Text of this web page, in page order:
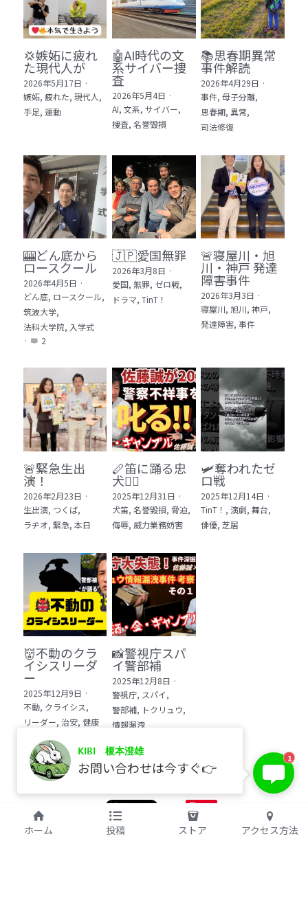
💢嫉妬に疲れ
た現代人が
2026年5月17日 ·
嫉妬, 疲れた, 現代人,
手足, 運動
🤖AI時代の文
系サイバー捜
査
2026年5月4日 ·
AI, 文系, サイバー,
捜査, 名誉毀損
📚思春期異常
事件解読
2026年4月29日 ·
事件, 母子分離,
思春期, 異常,
司法修復
🎰どん底から
ロースクール
2026年4月5日 ·
どん底, ロースクール,
筑波大学,
法科大学院, 入学式
·
2
🇯🇵愛国無罪
2026年3月8日 ·
愛国, 無罪, ゼロ戦,
ドラマ, TinT！
🚨寝屋川・旭
川・神戸 発達
障害事件
2026年3月3日 ·
寝屋川, 旭川, 神戸,
発達障害, 事件
🚨緊急生出
演！
2026年2月23日 ·
生出演, つくば,
ラヂオ, 緊急, 本日
🪈笛に踊る忠
犬🐕‍🦺
2025年12月31日 ·
犬笛, 名誉毀損, 脅迫,
侮辱, 威力業務妨害
🛩️奪われたゼ
ロ戦
2025年12月14日 ·
TinT！, 演劇, 舞台,
俳優, 芝居
👹不動のクラ
イシスリーダ
ー
2025年12月9日 ·
不動, クライシス,
リーダー, 治安, 健康
📸警視庁スパ
イ警部補
2025年12月8日 ·
警視庁, スパイ,
警部補, トクリュウ,
情報漏洩
保存
©2017 kibi inc.（株式会社 kibi）
ホーム 投稿 ストア アクセス方法
KIBI 榎本澄雄
お問い合わせは今すぐ👉
1